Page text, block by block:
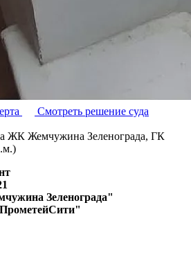
Смотреть решение суда
ЖК Жемчужина Зеленограда, ГК
Зеленограда"